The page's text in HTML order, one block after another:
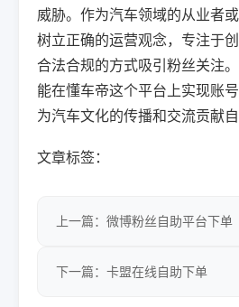
威胁。作为汽车领域的从业者
树立正确的运营观念，专注于
合法合规的方式吸引粉丝关注
能在懂车帝这个平台上实现账
为汽车文化的传播和交流贡献自
文章标签：
上一篇：微博粉丝自助平台下单
下一篇：卡盟在线自助下单